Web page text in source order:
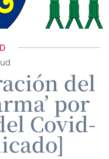
del
por
Covid-